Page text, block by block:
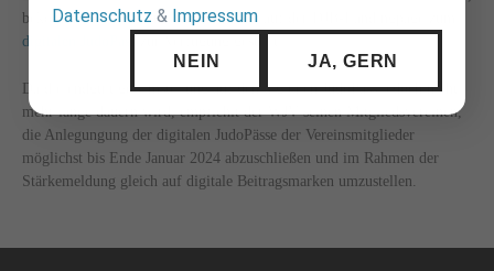
bekommen alle Vereine im neuen Jahr auf der DJB-Landingpage zum
digitalen JudoPass
Da die endgültige Umstellung auf den digitalen JudoPass jedoch nicht
mehr lange dauern wird, empfiehlt der WJV seinen Mitgliedsvereinen,
die Anlegungung der digitalen JudoPässe der Vereinsmitglieder
möglichst bis Ende Januar 2024 abzuschließen und im Rahmen der
Stärkemeldung gleich auf digitale Beitragsmarken umzustellen.
Datenschutz & Impressum
NEIN JA, GERN